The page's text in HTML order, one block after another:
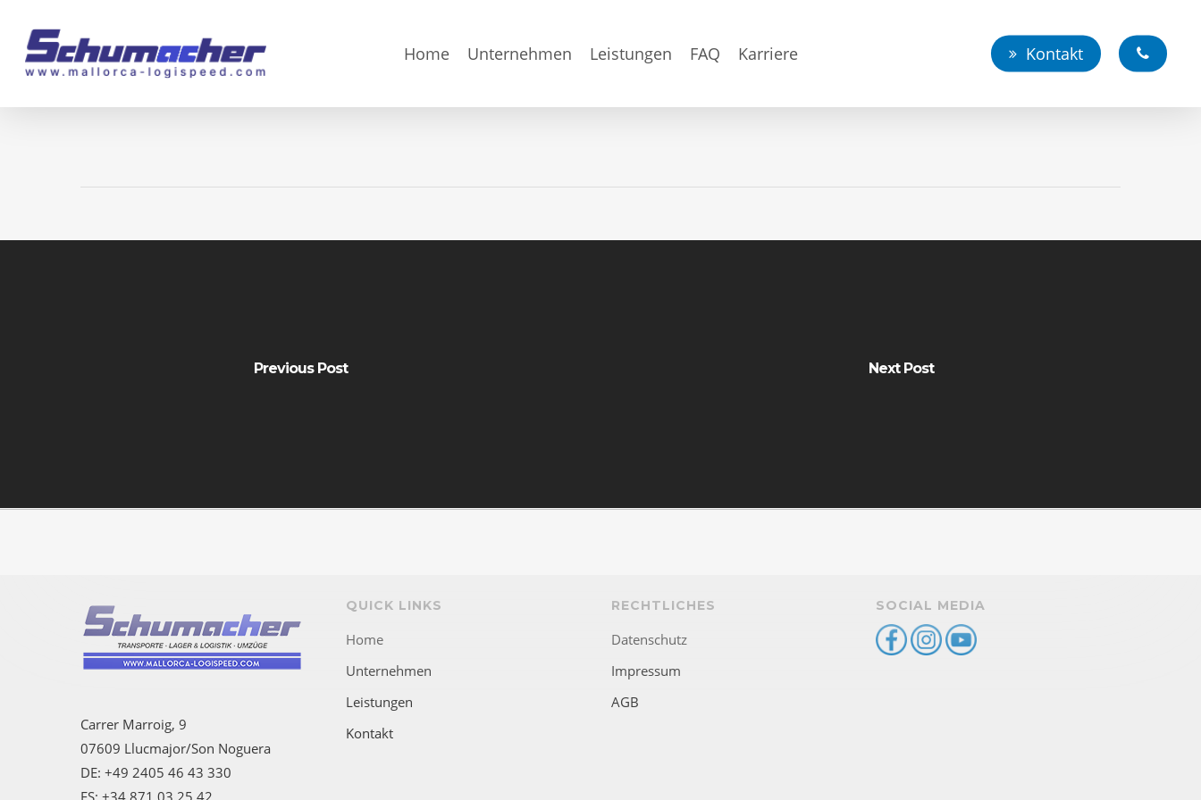
main
Home Unternehmen Leistungen FAQ Karriere Kontakt
Previous Post Next Post
Carrer Marroig, 9
07609 Llucmajor/Son Noguera
DE: +49 2405 46 43 330
ES: +34 871 03 25 42
QUICK LINKS
Home
Unternehmen
Leistungen
Kontakt
RECHTLICHES
Datenschutz
Impressum
AGB
SOCIAL MEDIA